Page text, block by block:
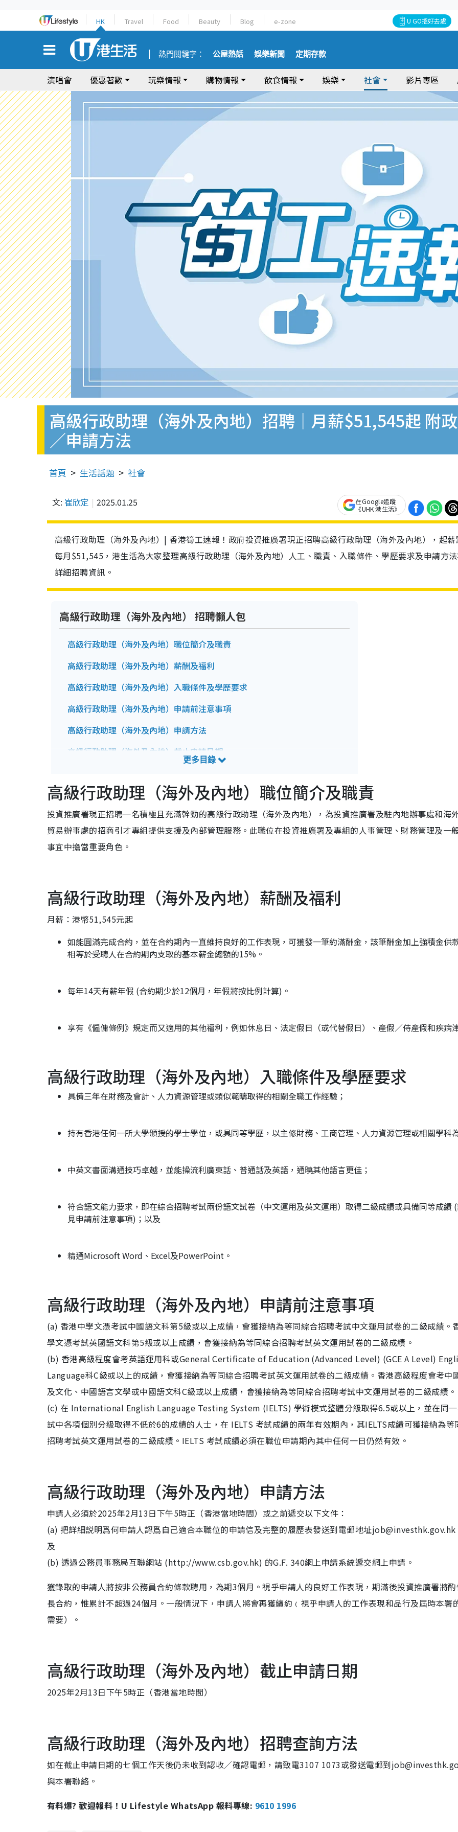
HK Travel Food Beauty Blog e-zone U GO搵好去處
熱門關鍵字： 公屋熱話 娛樂新聞 定期存款
演唱會 優惠著數 玩樂情報 購物情報 飲食情報 娛樂 社會 影片專區
高級行政助理（海外及內地）招聘｜月薪$51,545起 附
／申請方法
首頁 生活話題 社會
文: 崔欣定 2025.01.25
在Google追蹤
《UHK 港生活》
高級行政助理（海外及內地）| 香港筍工速報！政府投資推廣署現正招聘高級行政助理（海外及內地），起薪
每月$51,545，港生活為大家整理高級行政助理（海外及內地）人工、職責、入職條件、學歷要求及申請方
詳細招聘資訊。
高級行政助理（海外及內地） 招聘懶人包
高級行政助理（海外及內地）職位簡介及職責
高級行政助理（海外及內地）薪酬及福利
高級行政助理（海外及內地）入職條件及學歷要求
高級行政助理（海外及內地）申請前注意事項
高級行政助理（海外及內地）申請方法
高級行政助理（海外及內地）截止申請日期
高級行政助理（海外及內地）職位簡介及職責
投資推廣署現正招聘一名積極且充滿幹勁的高級行政助理（海外及內地），為投資推廣署及駐內地辦事處和海
貿易辦事處的招商引才專組提供支援及內部管理服務。此職位在投資推廣署及專組的人事管理、財務管理及一
事宜中擔當重要角色。
高級行政助理（海外及內地）薪酬及福利
月薪：港幣51,545元起
如能圓滿完成合約，並在合約期內一直維持良好的工作表現，可獲發一筆約滿酬金，該筆酬金加上強積金供
相等於受聘人在合約期內支取的基本薪金總額的15%。
每年14天有薪年假 (合約期少於12個月，年假將按比例計算)。
享有《僱傭條例》規定而又適用的其他福利，例如休息日、法定假日（或代替假日）、產假／侍產假和疾病
高級行政助理（海外及內地）入職條件及學歷要求
具備三年在財務及會計、人力資源管理或類似範疇取得的相關全職工作經驗；
持有香港任何一所大學頒授的學士學位，或具同等學歷，以主修財務、工商管理、人力資源管理或相關學科
中英文書面溝通技巧卓越，並能操流利廣東話、普通話及英語，通曉其他語言更佳；
符合語文能力要求，即在綜合招聘考試兩份語文試卷（中文運用及英文運用）取得二級成績或具備同等成績
見申請前注意事項)；以及
精通Microsoft Word、Excel及PowerPoint。
高級行政助理（海外及內地）申請前注意事項
(a) 香港中學文憑考試中國語文科第5級或以上成績，會獲接納為等同綜合招聘考試中文運用試卷的二級成績。
學文憑考試英國語文科第5級或以上成績，會獲接納為等同綜合招聘考試英文運用試卷的二級成績。
(b) 香港高級程度會考英語運用科或General Certificate of Education (Advanced Level) (GCE A Level)
Language科C級或以上的成績，會獲接納為等同綜合招聘考試英文運用試卷的二級成績。香港高級程度會考中
及文化、中國語言文學或中國語文科C級或以上成績，會獲接納為等同綜合招聘考試中文運用試卷的二級成績。
(c) 在 International English Language Testing System (IELTS) 學術模式整體分級取得6.5或以上，並在同
試中各項個別分級取得不低於6的成績的人士，在 IELTS 考試成績的兩年有效期內，其IELTS成績可獲接納為等
招聘考試英文運用試卷的二級成績。IELTS 考試成績必須在職位申請期內其中任何一日仍然有效。
高級行政助理（海外及內地）申請方法
申請人必須於2025年2月13日下午5時正（香港當地時間）或之前遞交以下文件：
(a) 把詳細説明爲何申請人認爲自己適合本職位的申請信及完整的履歷表發送到電郵地址job@investhk.gov.hk
及
(b) 透過公務員事務局互聯網站 (http://www.csb.gov.hk) 的G.F. 340網上申請系統遞交網上申請。
獲錄取的申請人將按非公務員合約條款聘用，為期3個月。視乎申請人的良好工作表現，期滿後投資推廣署將
長合約，惟累計不超過24個月。一般情況下，申請人將會再獲續約﹙視乎申請人的工作表現和品行及屆時本署
需要）。
高級行政助理（海外及內地）截止申請日期
2025年2月13日下午5時正（香港當地時間）
高級行政助理（海外及內地）招聘查詢方法
如在截止申請日期的七個工作天後仍未收到認收／確認電郵，請致電3107 1073或發送電郵到
與本署聯絡。
有料爆? 歡迎報料！U Lifestyle WhatsApp 報料專線: 9610 1996